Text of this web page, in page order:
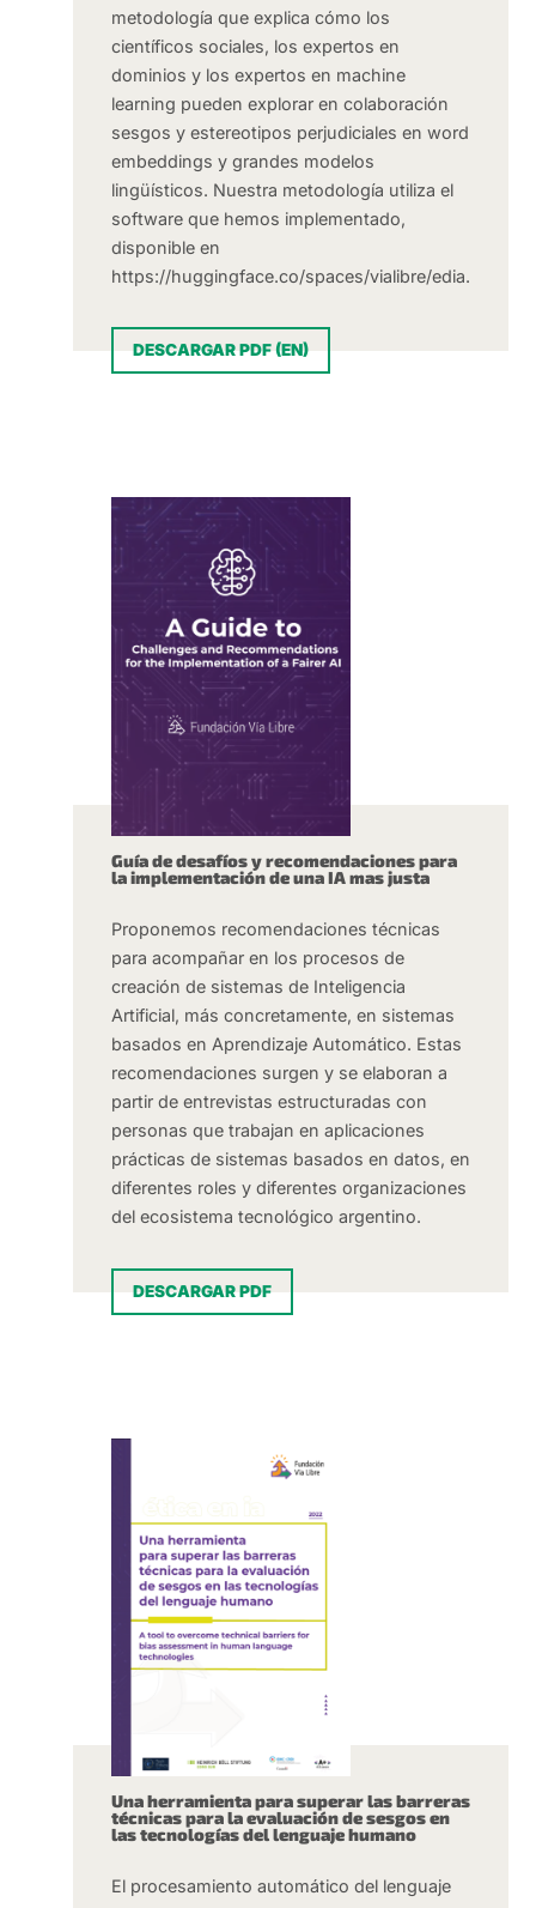
metodología que explica cómo los
científicos sociales, los expertos en
dominios y los expertos en machine
learning pueden explorar en colaboración
sesgos y estereotipos perjudiciales en word
embeddings y grandes modelos
lingüísticos. Nuestra metodología utiliza el
software que hemos implementado,
disponible en
https://huggingface.co/spaces/vialibre/edia.
DESCARGAR PDF (EN)
Guía de desafíos y recomendaciones para
la implementación de una IA mas justa
Proponemos recomendaciones técnicas
para acompañar en los procesos de
creación de sistemas de Inteligencia
Artificial, más concretamente, en sistemas
basados en Aprendizaje Automático. Estas
recomendaciones surgen y se elaboran a
partir de entrevistas estructuradas con
personas que trabajan en aplicaciones
prácticas de sistemas basados en datos, en
diferentes roles y diferentes organizaciones
del ecosistema tecnológico argentino.
DESCARGAR PDF
Una herramienta para superar las barreras
técnicas para la evaluación de sesgos en
las tecnologías del lenguaje humano
El procesamiento automático del lenguaje